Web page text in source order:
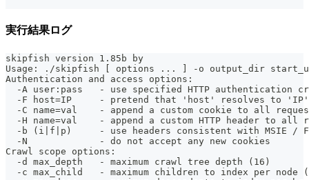
実行結果ログ
skipfish version 1.85b by
Usage: ./skipfish [ options ... ] -o output_dir
Authentication and access options:
-A user:pass   - use specified HTTP authentication
  -F host=IP     - pretend that 'host' resolves to 'IP'
-C name=val    - append a custom cookie to all
-H name=val    - append a custom HTTP header to all
-b (i|f|p)     - use headers consistent with MSIE /
  -N             - do not accept any new cookies
Crawl scope options:
  -d max_depth   - maximum crawl tree depth (16)
-c max_child   - maximum children to index per node